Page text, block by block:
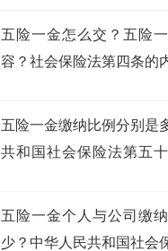
五险一金怎么交？五险
容？社会保险法第四条的
五险一金缴纳比例分别是
共和国社会保险法第五
五险一金个人与公司缴
少？中华人民共和国社会